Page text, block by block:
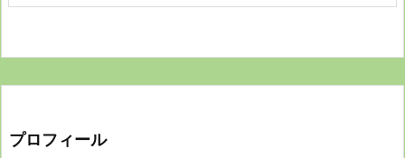
プロフィール